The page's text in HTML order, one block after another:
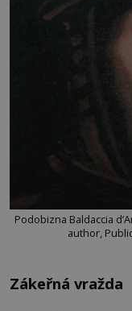
Podobizna Baldaccia
author,
Zákeřná vražda